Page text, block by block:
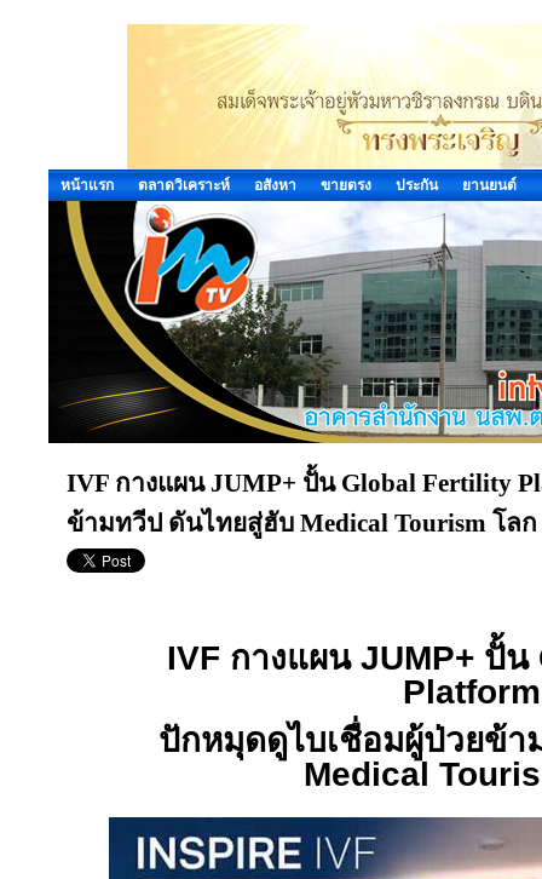
หน้าแรก ตลาดวิเคราะห์ อสังหา ขายตรง ประกัน ยานยนต์
IVF กางแผน JUMP+ ปั้น Global Fertility
ข้ามทวีป ดันไทยสู่ฮับ Medical Tourism โลก
IVF กางแผน JUMP+ ปั้น
Platform
ปักหมุดดูไบเชื่อมผู้ป่วยข้า
Medical